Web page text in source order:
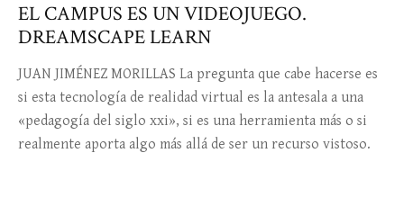
EL CAMPUS ES UN VIDEOJUEGO.
DREAMSCAPE LEARN
JUAN JIMÉNEZ MORILLAS La pregunta que cabe hacerse es
si esta tecnología de realidad virtual es la antesala a una
«pedagogía del siglo xxi», si es una herramienta más o si
realmente aporta algo más allá de ser un recurso vistoso.